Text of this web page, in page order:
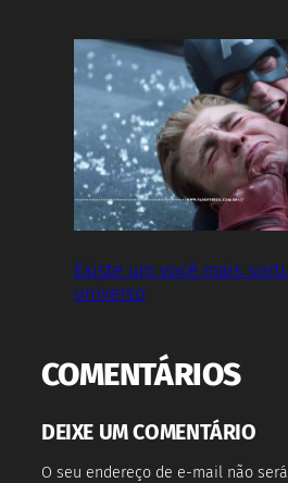
Existe um você mais
universo
COMENTÁRIOS
DEIXE UM COMENTÁRIO
O seu endereço de e-mail não